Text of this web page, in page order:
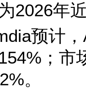
2026年
预计，
；市
。